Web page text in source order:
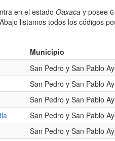
en el estado Oaxaca y posee
listamos todos los códigos
Municipio
San Pedro y San Pablo
San Pedro y San Pablo
San Pedro y San Pablo
San Pedro y San Pablo
San Pedro y San Pablo